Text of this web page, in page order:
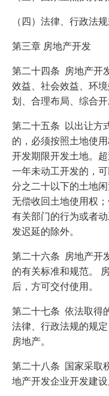
（四）法律、行政法
第三章 房地产开发
第二十四条 房地产开
效益、社会效益、环
划、合理布局、综合开
第二十五条 以出让方
的，必须按照土地使
开发期限开发土地。
一年未动工开发的，
分之二十以下的土地
无偿收回土地使用权
有关部门的行为或者
发迟延的除外。
第二十六条 房地产开
的有关标准和规范。
后，方可交付使用。
第二十七条 依法取得
法律、行政法规的规
房地产。
第二十八条 国家采取
地产开发企业开发建设